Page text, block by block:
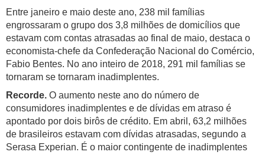
Entre janeiro e maio deste ano, 238 mil famílias
engrossaram o grupo dos 3,8 milhões de domicílios que
estavam com contas atrasadas ao final de maio, destaca o
economista-chefe da Confederação Nacional do Comércio,
Fabio Bentes. No ano inteiro de 2018, 291 mil famílias se
tornaram se tornaram inadimplentes.
Recorde. O aumento neste ano do número de
consumidores inadimplentes e de dívidas em atraso é
apontado por dois birôs de crédito. Em abril, 63,2 milhões
de brasileiros estavam com dívidas atrasadas, segundo a
Serasa Experian. É o maior contingente de inadimplentes